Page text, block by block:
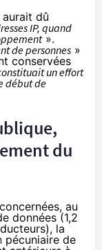
aurait dû
IP, quand
».
de personnes »
conservées
un effort
début de
du
au
données (1,2
la
pécuniaire de